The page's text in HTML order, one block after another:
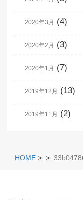
2020年3月 (4)
2020年2月 (3)
2020年1月 (7)
2019年12月 (13)
2019年11月 (2)
HOME > >